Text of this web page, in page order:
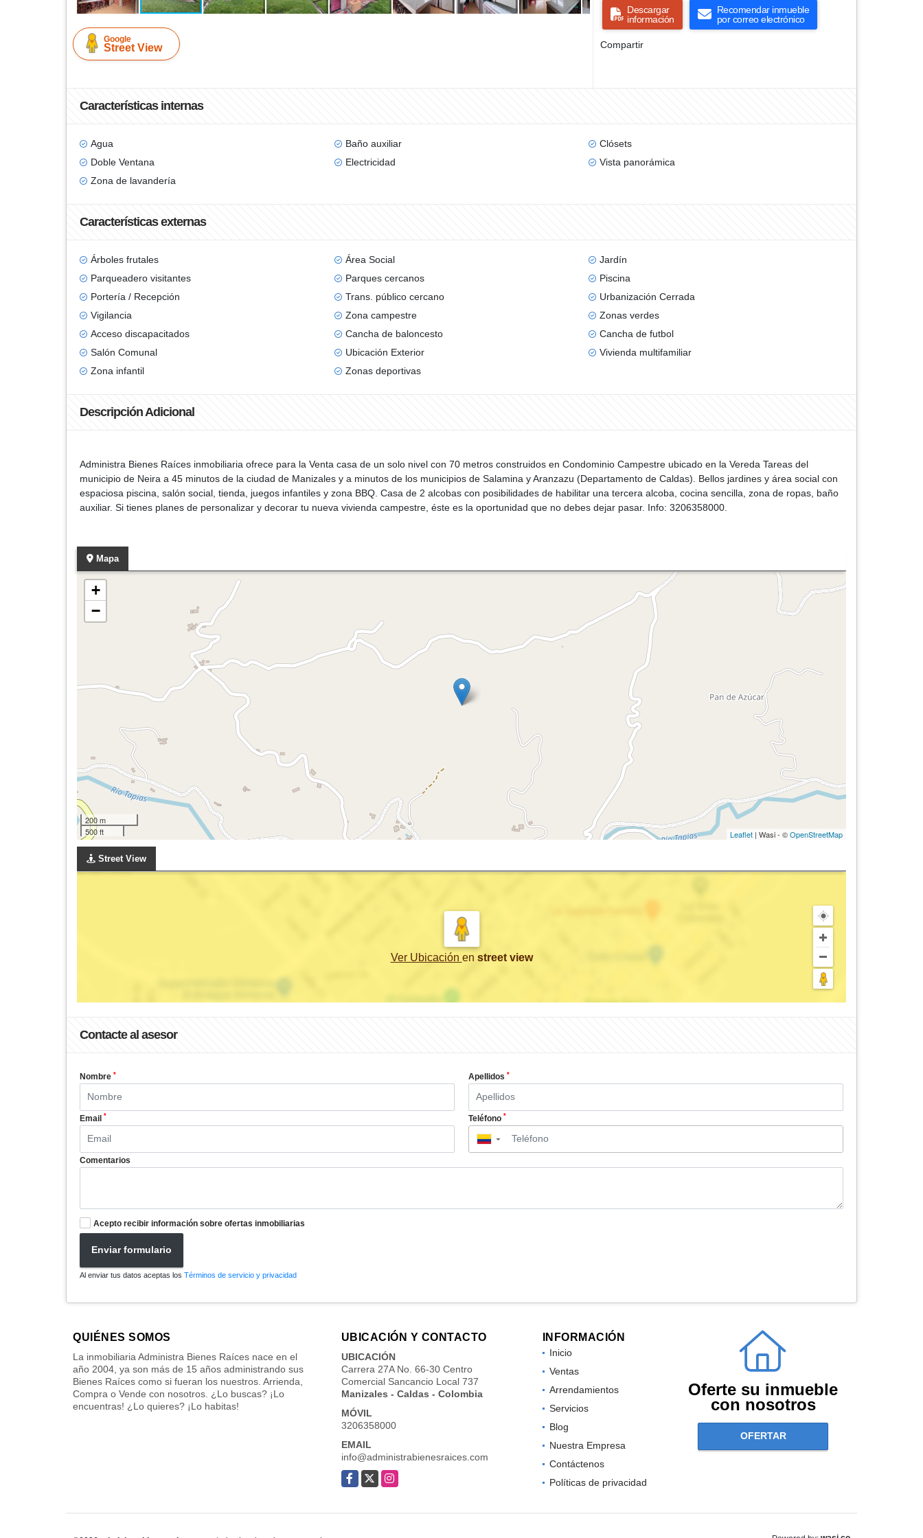
Google
Street View
Descargar
información
Recomendar inmueble
por correo electrónico
Compartir
Características internas
Agua Baño auxiliar
Clósets
Doble Ventana
Electricidad
Vista panorámica
Zona de lavandería
Características externas
Árboles frutales Área Social
Jardín
Parqueadero visitantes
Parques cercanos
Piscina
Portería / Recepción
Trans. público cercano
Urbanización Cerrada
Vigilancia
Zona campestre
Zonas verdes
Acceso discapacitados
Cancha de baloncesto
Cancha de futbol
Salón Comunal
Ubicación Exterior
Vivienda multifamiliar
Zona infantil
Zonas deportivas
Descripción Adicional
Administra Bienes Raíces inmobiliaria ofrece para la Venta casa de un solo nivel con 70 metros construidos en Condominio Campestre ubicado en la Vereda Tareas del
municipio de Neira a 45 minutos de la ciudad de Manizales y a minutos de los municipios de Salamina y Aranzazu (Departamento de Caldas). Bellos jardines y área social con
espaciosa piscina, salón social, tienda, juegos infantiles y zona BBQ. Casa de 2 alcobas con posibilidades de habilitar una tercera alcoba, cocina sencilla, zona de ropas, baño
auxiliar. Si tienes planes de personalizar y decorar tu nueva vivienda campestre, éste es la oportunidad que no debes dejar pasar. Info: 3206358000.
Mapa
+
−
200 m
500 ft
Leaflet | Wasi - ©OpenStreetMap
Street View
Ver Ubicación en street view
Contacte al asesor
Nombre * Apellidos *
Email * Teléfono *
▼
Comentarios
Acepto recibir información sobre ofertas inmobiliarias
Enviar formulario
Al enviar tus datos aceptas los Términos de servicio y privacidad
QUIÉNES SOMOS
La inmobiliaria Administra Bienes Raíces nace en el
año 2004, ya son más de 15 años administrando sus
Bienes Raíces como si fueran los nuestros. Arrienda,
Compra o Vende con nosotros. ¿Lo buscas? ¡Lo
encuentras! ¿Lo quieres? ¡Lo habitas!
UBICACIÓN Y CONTACTO
UBICACIÓN
Carrera 27A No. 66-30 Centro
Comercial Sancancio Local 737
Manizales - Caldas - Colombia
MÓVIL
3206358000
EMAIL
info@administrabienesraices.com
Facebook
X Instagram
INFORMACIÓN
Inicio
Ventas
Arrendamientos
Servicios
Blog
Nuestra Empresa
Contáctenos
Políticas de privacidad
Oferte su inmueble
con nosotros
OFERTAR